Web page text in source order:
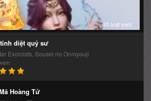
95 lượt xem
diệt quỷ sư
Exorcists, Sousei no Onmyouji
Hoàng Tử